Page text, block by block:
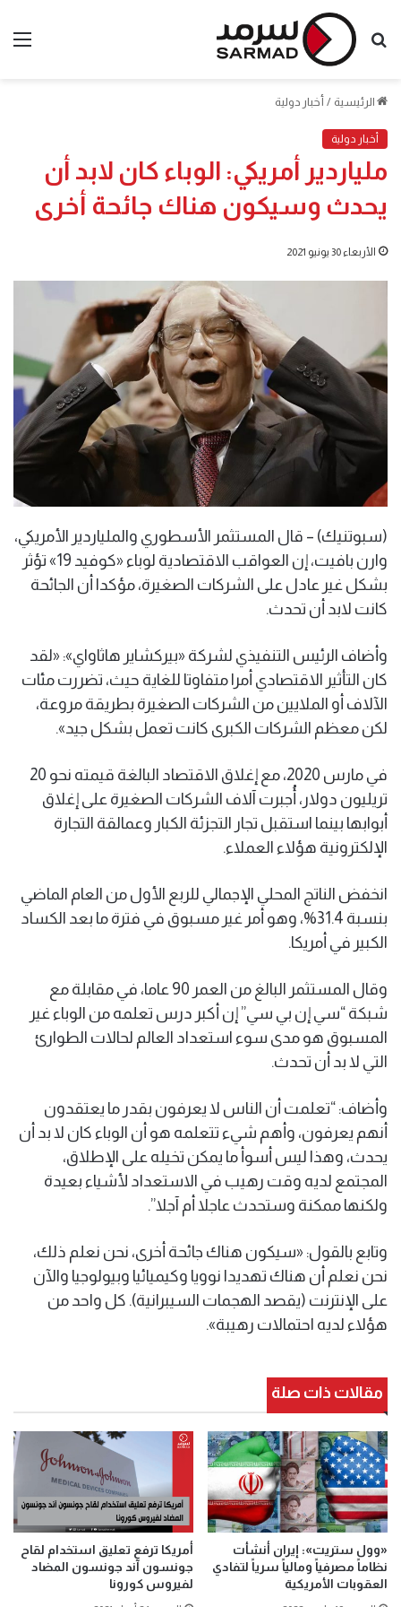
بحث
الرئيسية / أخبار دولية
أخبار دولية
ملياردير أمريكي: الوباء كان لابد أن
يحدث وسيكون هناك جائحة أخرى
الأربعاء 30 يونيو 2021
(سبوتنيك) – قال المستثمر الأسطوري والملياردير الأمريكي،
وارن بافيت، إن العواقب الاقتصادية لوباء «كوفيد 19» تؤثر
بشكل غير عادل على الشركات الصغيرة، مؤكدا أن الجائحة
كانت لابد أن تحدث.
وأضاف الرئيس التنفيذي لشركة «بيركشاير هاثاواي»: «لقد
كان التأثير الاقتصادي أمرا متفاوتا للغاية حيث، تضررت مئات
الآلاف أو الملايين من الشركات الصغيرة بطريقة مروعة،
لكن معظم الشركات الكبرى كانت تعمل بشكل جيد».
في مارس 2020، مع إغلاق الاقتصاد البالغة قيمته نحو 20
تريليون دولار، أُجبرت آلاف الشركات الصغيرة على إغلاق
أبوابها بينما استقبل تجار التجزئة الكبار وعمالقة التجارة
الإلكترونية هؤلاء العملاء.
انخفض الناتج المحلي الإجمالي للربع الأول من العام الماضي
بنسبة 31.4%، وهو أمر غير مسبوق في فترة ما بعد الكساد
الكبير في أمريكا.
وقال المستثمر البالغ من العمر 90 عاما، في مقابلة مع
شبكة “سي إن بي سي” إن أكبر درس تعلمه من الوباء غير
المسبوق هو مدى سوء استعداد العالم لحالات الطوارئ
التي لا بد أن تحدث.
وأضاف: “تعلمت أن الناس لا يعرفون بقدر ما يعتقدون
أنهم يعرفون، وأهم شيء تتعلمه هو أن الوباء كان لا بد أن
يحدث، وهذا ليس أسوأ ما يمكن تخيله على الإطلاق،
المجتمع لديه وقت رهيب في الاستعداد لأشياء بعيدة
ولكنها ممكنة وستحدث عاجلا أم آجلا”.
وتابع بالقول: «سيكون هناك جائحة أخرى، نحن نعلم ذلك،
نحن نعلم أن هناك تهديدا نوويا وكيميائيا وبيولوجيا والآن
على الإنترنت (يقصد الهجمات السيبرانية). كل واحد من
هؤلاء لديه احتمالات رهيبة».
مقالات ذات صلة
«وول ستريت»: إيران أنشأت
نظاماً مصرفياً ومالياً سرياً لتفادي
العقوبات الأمريكية
أمريكا ترفع تعليق استخدام لقاح
جونسون آند جونسون المضاد
لفيروس كورونا